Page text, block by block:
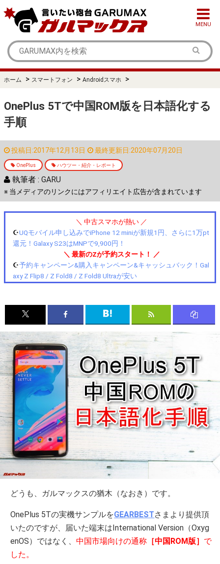
MENU
ホーム > スマートフォン > Androidスマホ >
OnePlus 5Tで中国ROM版を日本語化する
手順
投稿日:2017年12月13日 最終更新日:2020年07月20日
OnePlus ハウツー・紹介・レポート
執筆者 : GARU
※ 当メディアのリンクにはアフィリエイト広告が含まれています
＼ 中古スマホが熱い ／
☪️UQモバイル申し込みでiPhone 12 miniが新規1円、さらに1万pt
還元！Galaxy S23はMNPで9,900円！
＼ 最新のZが予約スタート！ ／
☪️予約キャンペーン&購入キャンペーン&キャッシュバック！Gal
axy Z Flip8 / Z Fold8 / Z Fold8 Ultraが安い
どうも、ガルマックスの猶木（なおき）です。
OnePlus 5Tの実機サンプルをGEARBESTさまより提供頂
いたのですが、届いた端末はInternational Version（Oxyg
enOS）ではなく、中国市場向けの通称 ［中国ROM版］ で
した。